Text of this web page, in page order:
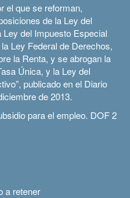
el que se reforman,
de la Ley del
Ley del Impuesto Especial
Ley Federal de Derechos,
la Renta, y se abrogan la
Única, y la Ley del
publicado en el Diario
de 2013.
para el empleo. DOF 2
a retener